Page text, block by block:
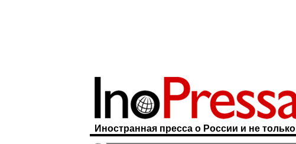
Иностранная пресса о России и не только